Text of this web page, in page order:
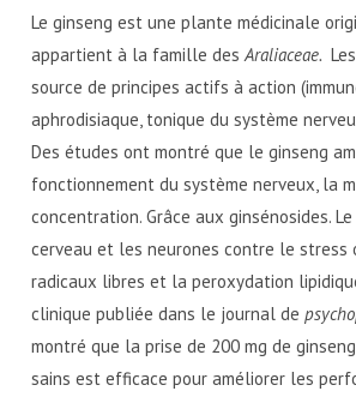
Le ginseng est une plante médicinale
appartient à la famille desAraliaceae.
source de principes actifs à action
aphrodisiaque, tonique du système
Des études ont montré que le ginseng
fonctionnement du système nerveux, la
concentration. Grâce aux ginsénosides.
cerveau et les neurones contre le stress
radicaux libres et la peroxydation
clinique publiée dans le journal de
montré que la prise de 200 mg de
sains est efficace pour améliorer les